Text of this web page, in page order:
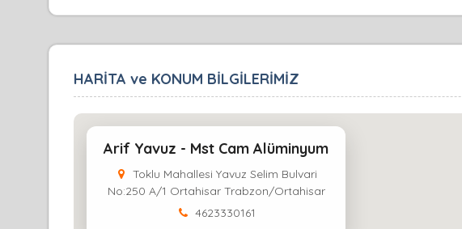
HARİTA ve KONUM BİLGİLERİMİZ
Arif Yavuz - Mst Cam Alüminyum
Toklu Mahallesi Yavuz Selim Bulvari
No:250 A/1 Ortahisar Trabzon/Ortahisar
4623330161